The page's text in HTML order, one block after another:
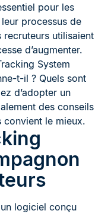
pour les
processus de
utilisaient
d’augmenter.
System
t-il ? Quels sont
d’adopter un
des conseils
convient le mieux.
logiciel conçu